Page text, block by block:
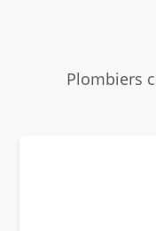
Plombiers